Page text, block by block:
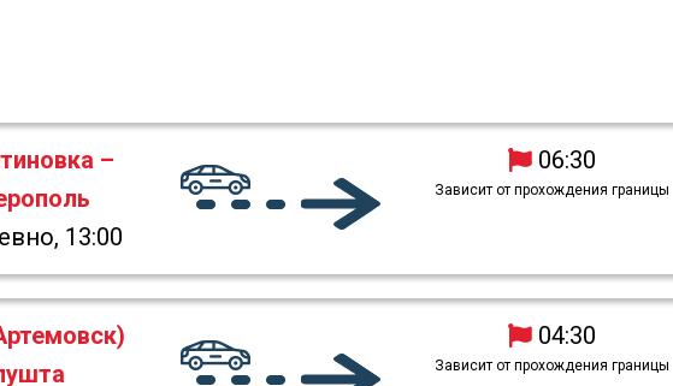
–
13:00
06:30
Зависит от прохождения границы
04:30
Зависит от прохождения границы